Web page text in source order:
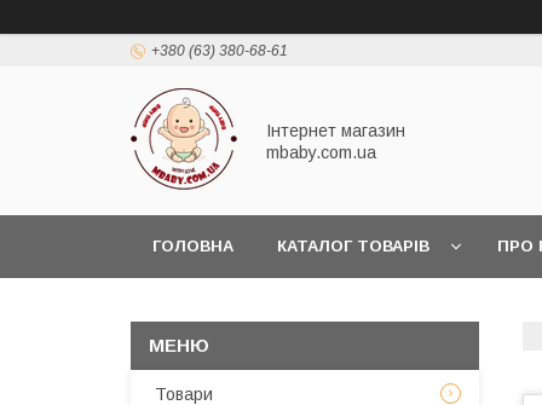
+380 (63) 380-68-61
Інтернет магазин
mbaby.com.ua
ГОЛОВНА КАТАЛОГ ТОВАРІВ ПРО
Товари